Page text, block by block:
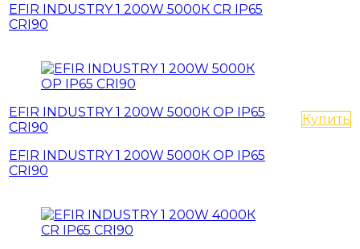
EFIR INDUSTRY 1 200W 5000К CR IP65
CRI90
EFIR INDUSTRY 1 200W 5000К OP IP65
CRI90
EFIR INDUSTRY 1 200W 5000К OP IP65
CRI90
Купить